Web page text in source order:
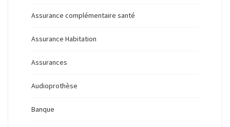
Assurance complémentaire santé
Assurance Habitation
Assurances
Audioprothèse
Banque